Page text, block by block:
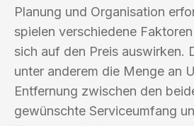
Planung und Organisation
spielen verschiedene
sich auf den Preis auswirken.
unter anderem die Menge an
Entfernung zwischen den
gewünschte Serviceumfang